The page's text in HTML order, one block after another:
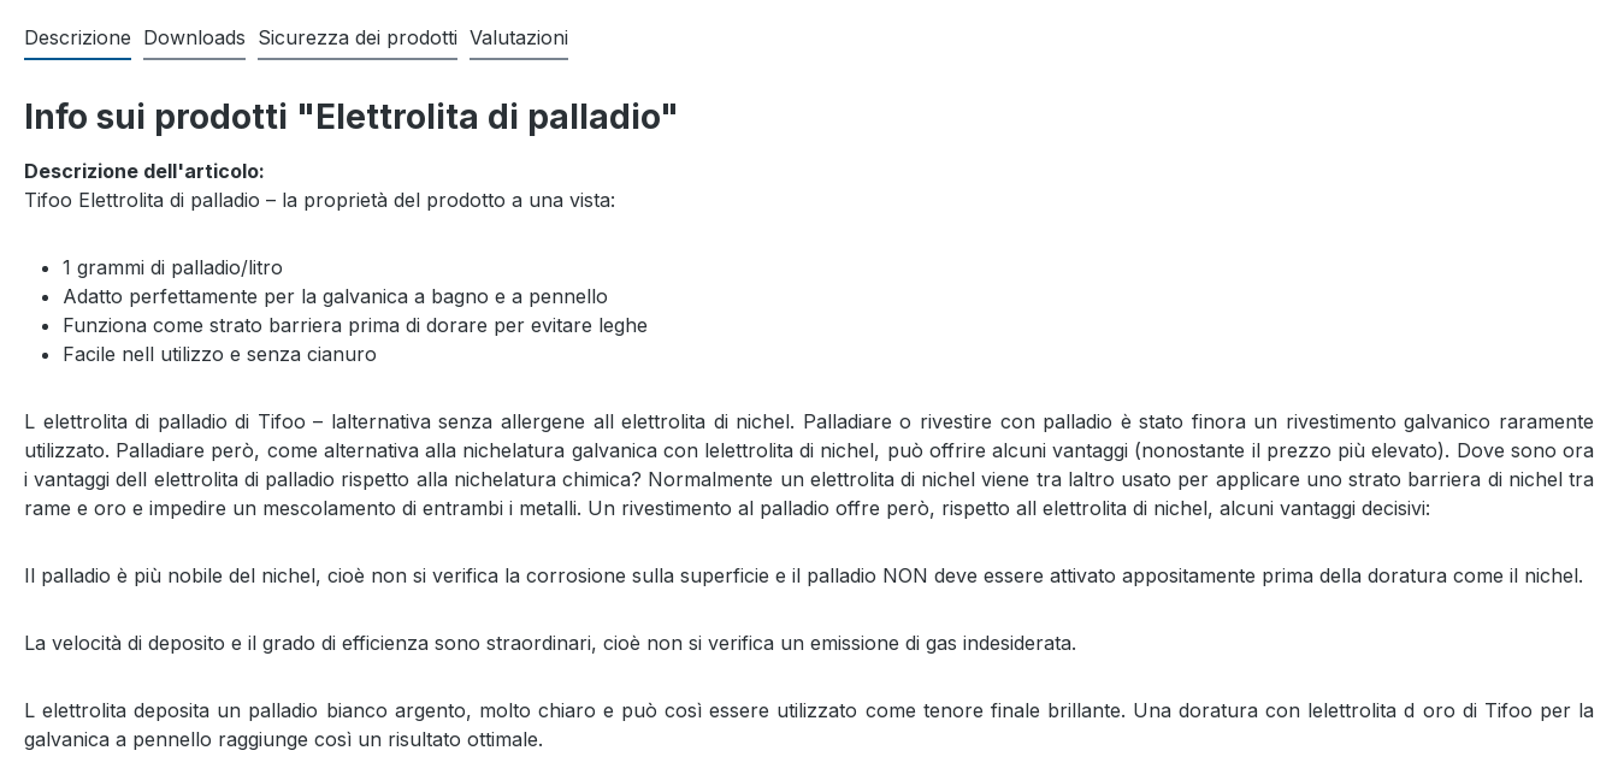
Descrizione Downloads Sicurezza dei prodotti Valutazioni
Info sui prodotti "Elettrolita di palladio"
Descrizione dell'articolo:
Tifoo Elettrolita di palladio – la proprietà del prodotto a una vista:
1 grammi di palladio/litro
Adatto perfettamente per la galvanica a bagno e a pennello
Funziona come strato barriera prima di dorare per evitare leghe
Facile nell utilizzo e senza cianuro
L elettrolita di palladio di Tifoo – lalternativa senza allergene all elettrolita di nichel. Palladiare o rivestire con palladio è stato finora un rivestimento galvanico raramente
utilizzato. Palladiare però, come alternativa alla nichelatura galvanica con lelettrolita di nichel, può offrire alcuni vantaggi (nonostante il prezzo più elevato). Dove sono ora
i vantaggi dell elettrolita di palladio rispetto alla nichelatura chimica? Normalmente un elettrolita di nichel viene tra laltro usato per applicare uno strato barriera di nichel tra
rame e oro e impedire un mescolamento di entrambi i metalli. Un rivestimento al palladio offre però, rispetto all elettrolita di nichel, alcuni vantaggi decisivi:
Il palladio è più nobile del nichel, cioè non si verifica la corrosione sulla superficie e il palladio NON deve essere attivato appositamente prima della doratura come il nichel.
La velocità di deposito e il grado di efficienza sono straordinari, cioè non si verifica un emissione di gas indesiderata.
L elettrolita deposita un palladio bianco argento, molto chiaro e può così essere utilizzato come tenore finale brillante. Una doratura con lelettrolita d oro di Tifoo per la
galvanica a pennello raggiunge così un risultato ottimale.